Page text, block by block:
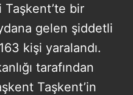
Taşkent’te bir
gelen şiddetli
kişi yaralandı.
tarafından
Taşkent’in